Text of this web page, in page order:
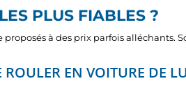
PLUS FIABLES ?
à des prix parfois alléchants.
EN VOITURE DE